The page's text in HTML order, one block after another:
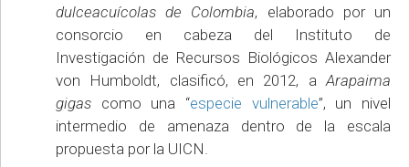
dulceacuícolas de Colombia, elaborado por un
consorcio en cabeza del Instituto de
Investigación de Recursos Biológicos Alexander
von Humboldt, clasificó, en 2012, aArapaima
gigas como una “especie vulnerable”, un nivel
intermedio de amenaza dentro de la escala
propuesta por la UICN.